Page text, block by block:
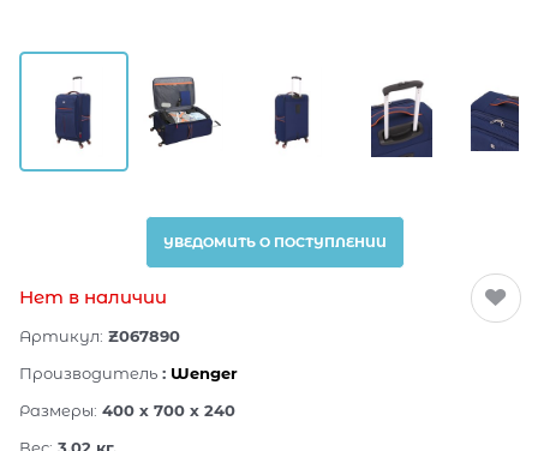
УВЕДОМИТЬ О ПОСТУПЛЕНИИ
Нет в наличии
Артикул: Z067890
Производитель : Wenger
Размеры: 400 x 700 x 240